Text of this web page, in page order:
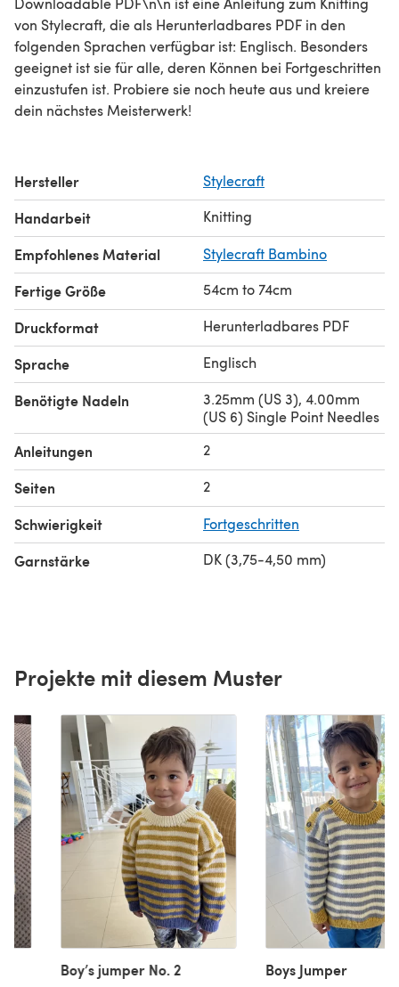
von Stylecraft, die als Herunterladbares PDF in den
folgenden Sprachen verfügbar ist: Englisch. Besonders
geeignet ist sie für alle, deren Können bei Fortgeschritten
einzustufen ist. Probiere sie noch heute aus und kreiere
dein nächstes Meisterwerk!
Hersteller Stylecraft
Handarbeit Knitting
Empfohlenes Material Stylecraft Bambino
Fertige Größe 54cm to 74cm
Druckformat Herunterladbares PDF
Sprache Englisch
Benötigte Nadeln
3.25mm (US 3), 4.00mm
(US 6) Single Point Needles
Anleitungen 2
Seiten 2
Schwierigkeit Fortgeschritten
Garnstärke DK (3,75-4,50 mm)
Projekte mit diesem Muster
Boy’s jumper No. 2 Boys Jumper